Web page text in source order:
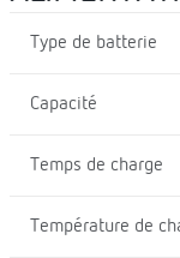
Type de batterie
Capacité
Temps de charge
Température de